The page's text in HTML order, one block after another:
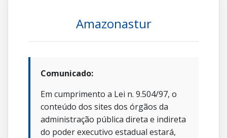
Amazonastur
Comunicado:
Em cumprimento a Lei n. 9.504/97, o
conteúdo dos sites dos órgãos da
administração pública direta e indireta
do poder executivo estadual estará,